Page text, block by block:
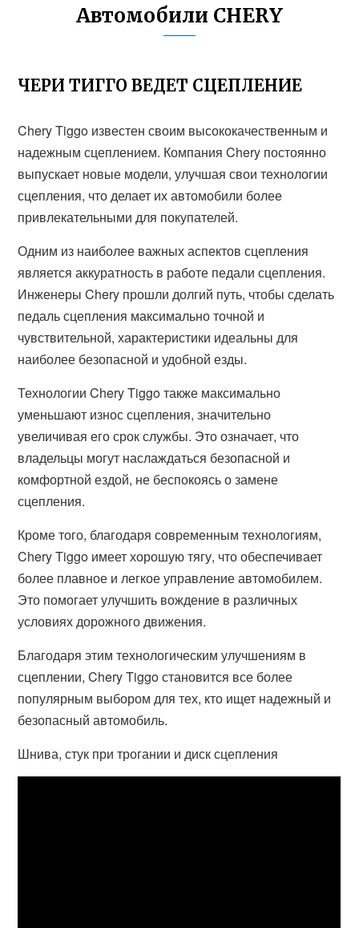
Автомобили CHERY
ЧЕРИ ТИГГО ВЕДЕТ СЦЕПЛЕНИЕ
Chery Tiggo известен своим высококачественным и
надежным сцеплением. Компания Chery постоянно
выпускает новые модели, улучшая свои технологии
сцепления, что делает их автомобили более
привлекательными для покупателей.
Одним из наиболее важных аспектов сцепления
является аккуратность в работе педали сцепления.
Инженеры Chery прошли долгий путь, чтобы сделать
педаль сцепления максимально точной и
чувствительной, характеристики идеальны для
наиболее безопасной и удобной езды.
Технологии Chery Tiggo также максимально
уменьшают износ сцепления, значительно
увеличивая его срок службы. Это означает, что
владельцы могут наслаждаться безопасной и
комфортной ездой, не беспокоясь о замене
сцепления.
Кроме того, благодаря современным технологиям,
Chery Tiggo имеет хорошую тягу, что обеспечивает
более плавное и легкое управление автомобилем.
Это помогает улучшить вождение в различных
условиях дорожного движения.
Благодаря этим технологическим улучшениям в
сцеплении, Chery Tiggo становится все более
популярным выбором для тех, кто ищет надежный и
безопасный автомобиль.
Шнива, стук при трогании и диск сцепления